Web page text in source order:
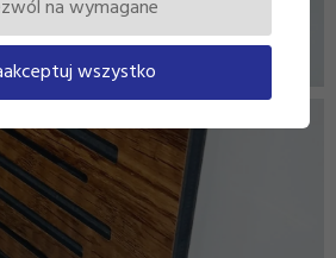
na wymagane
wszystko